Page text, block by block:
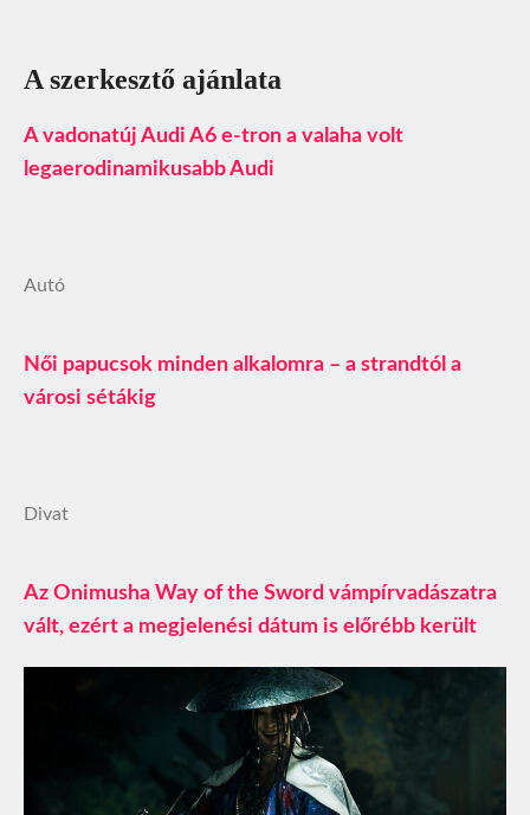
A szerkesztő ajánlata
A vadonatúj Audi A6 e-tron a valaha volt
legaerodinamikusabb Audi
Autó
Női papucsok minden alkalomra – a strandtól a
városi sétákig
Divat
Az Onimusha Way of the Sword vámpírvadászatra
vált, ezért a megjelenési dátum is előrébb került